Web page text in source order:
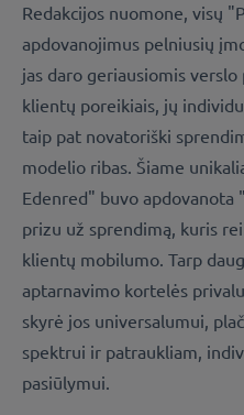
Redakcijos nuomone, visų
apdovanojimus pelniusių
jas daro geriausiomis
klientų poreikiais, jų
taip pat novatoriški
modelio ribas. Šiame
Edenred" buvo
prizu už sprendimą, kuris
klientų mobilumo. Tarp
aptarnavimo kortelės
skyrė jos universalumui,
spektrui ir patraukliam,
pasiūlymui.